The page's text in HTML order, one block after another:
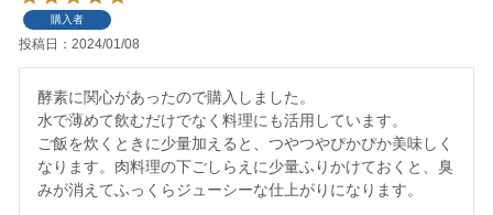
購入者
投稿日 2024/01/08
酵素に関心があったので購入しました。
水で薄めて飲むだけでなく料理にも活用しています。
ご飯を炊くときに少量加えると、つやつやぴかぴか美味しく
なります。肉料理の下ごしらえに少量ふりかけておくと、臭
みが消えてふっくらジューシーな仕上がりになります。